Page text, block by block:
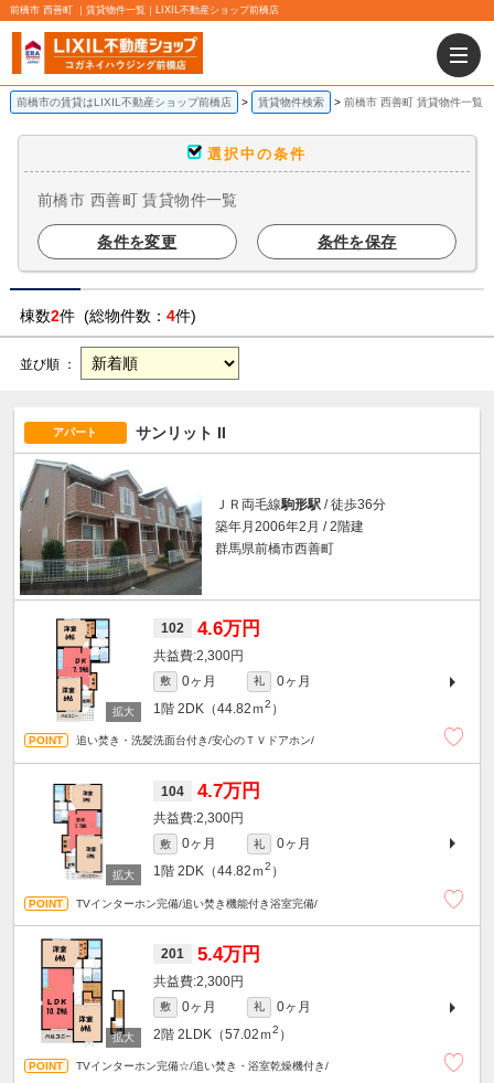
前橋市 西善町 ｜賃貸物件一覧｜LIXIL不動産ショップ前橋店
前橋市の賃貸はLIXIL不動産ショップ前橋店 賃貸物件検索 前橋市 西善町 賃貸物件一覧
選択中の条件
前橋市 西善町 賃貸物件一覧
条件を変更 条件を保存
棟数2件 (総物件数： 4件)
並び順 ：
アパート サンリット II
ＪＲ両毛線駒形駅 / 徒歩36分
築年月2006年2月 / 2階建
群馬県前橋市西善町
102 4.6万円
2,300円
敷 0ヶ月 礼
0ヶ月
1階 2DK（44.82ｍ2 ）
追い焚き・洗髪洗面台付き/安心のＴＶドアホン/
104 4.7万円
2,300円
敷 0ヶ月 礼
0ヶ月
1階 2DK（44.82ｍ2 ）
TVインターホン完備/追い焚き機能付き浴室完備/
201 5.4万円
2,300円
敷 0ヶ月 礼
0ヶ月
2階 2LDK（57.02ｍ2 ）
TVインターホン完備☆/追い焚き・浴室乾燥機付き/